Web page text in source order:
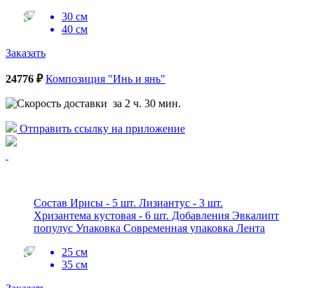
30 см
40 см
Заказать
24776 ₽ Композиция "Инь и янь"
за 2 ч. 30 мин.
Отправить ссылку на приложение
Состав Ирисы - 5 шт. Лизиантус - 3 шт.
Хризантема кустовая - 6 шт. Добавления Эвкалипт
популус Упаковка Современная упаковка Лента
25 см
35 см